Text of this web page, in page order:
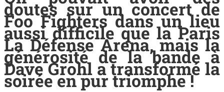
doutes sur un concert de
Foo Fighters dans un lieu
aussi difficile que la Paris
La Défense Arena, mais la
générosité de la bande à
Dave Grohl a transformé la
soirée en pur triomphe !